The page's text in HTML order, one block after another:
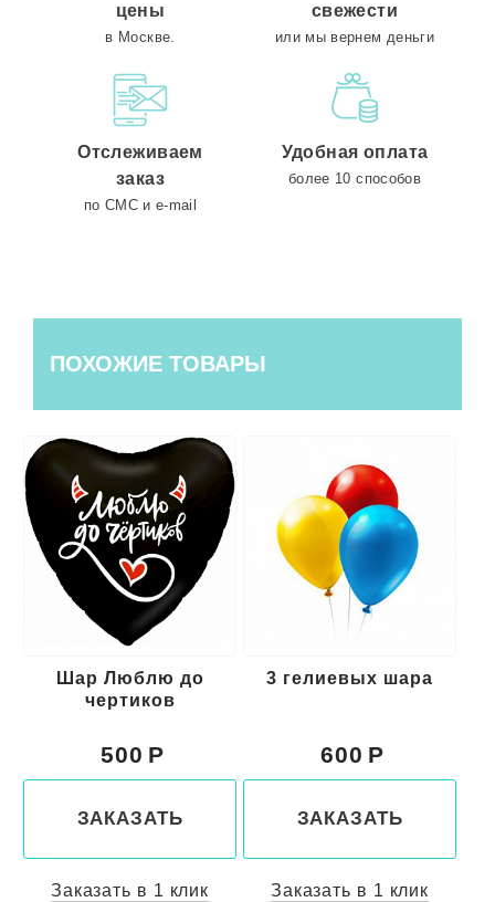
цены
в Москве.
свежести
или мы вернем деньги
Отслеживаем
заказ
по СМС и e-mail
Удобная оплата
более 10 способов
ПОХОЖИЕ ТОВАРЫ
Шар Люблю до
чертиков
500
ЗАКАЗАТЬ
Заказать в 1 клик
3 гелиевых шара
600
ЗАКАЗАТЬ
Заказать в 1 клик